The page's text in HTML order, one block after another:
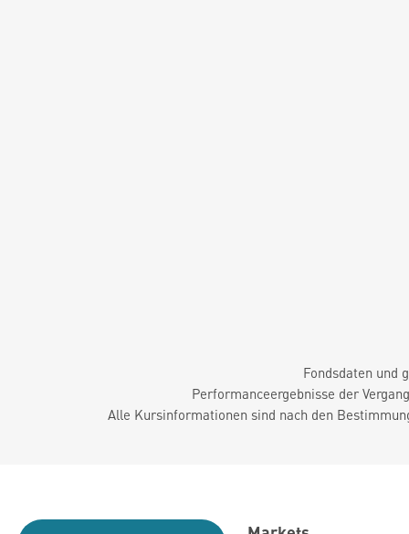
Fondsdaten und
Performanceergebnisse der
Alle Kursinformationen sind nach den